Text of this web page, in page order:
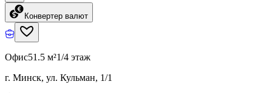
Конвертер валют
Офис51.5 м²1/4 этаж
г. Минск, ул. Кульман, 1/1